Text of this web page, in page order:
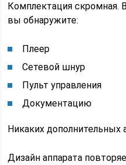
Комплектация скромная.
вы обнаружите:
Плеер
Сетевой шнур
Пульт управления
Документацию
Никаких дополнительных
Дизайн аппарата